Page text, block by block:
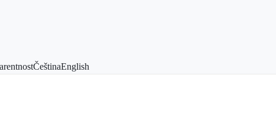
ČeštinaEnglish